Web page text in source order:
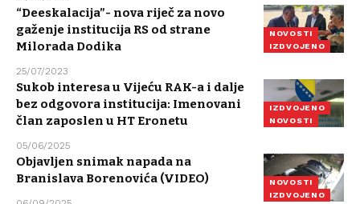
NOVOSTI
IZDVOJENO
“Deeskalacija”- nova riječ za novo
gaženje institucija RS od strane
Milorada Dodika
25/07/2023
IZDVOJENO
NOVOSTI
Sukob interesa u Vijeću RAK-a i dalje
bez odgovora institucija: Imenovani
član zaposlen u HT Eronetu
05/06/2025
NOVOSTI
IZDVOJENO
Objavljen snimak napada na
Branislava Borenovića (VIDEO)